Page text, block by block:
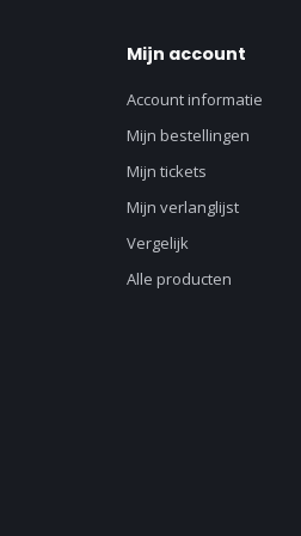
Mijn account
Account informatie
Mijn bestellingen
Mijn tickets
Mijn verlanglijst
Vergelijk
Alle producten